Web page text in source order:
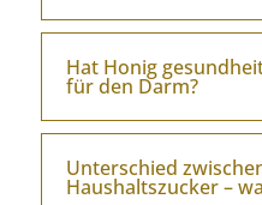
Hat Honig
für den Darm?
Unterschied
Haushaltszucker –